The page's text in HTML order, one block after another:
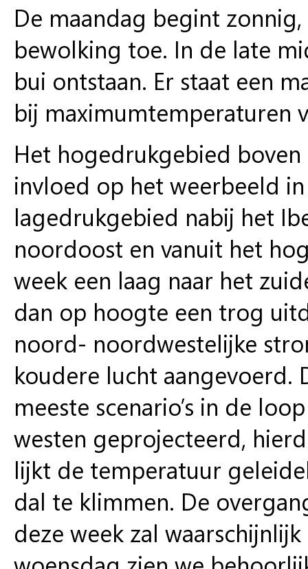
De maandag begint
bewolking toe. In de late
bui ontstaan. Er staat een
bij maximumtemperaturen
Het hogedrukgebied
invloed op het weerbeeld
lagedrukgebied nabij het
noordoost en vanuit het
week een laag naar het
dan op hoogte een trog
noord- noordwestelijke
koudere lucht aangevoerd.
meeste scenario’s in de
westen geprojecteerd,
lijkt de temperatuur
dal te klimmen. De
deze week zal